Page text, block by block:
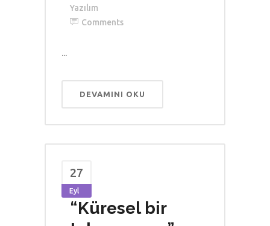
Yazılım
Comments
...
DEVAMINI OKU
27
Eyl
“Küresel bir